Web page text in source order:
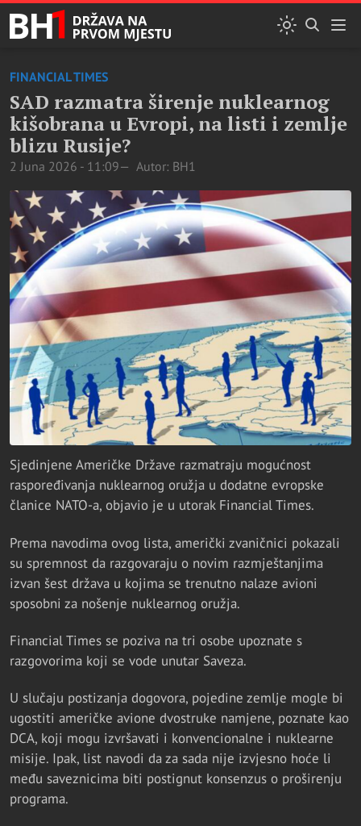
FINANCIAL TIMES
SAD razmatra širenje nuklearnog
kišobrana u Evropi, na listi i zemlje
blizu Rusije?
2 Juna 2026 - 11:09 Autor: BH1
Sjedinjene Američke Države razmatraju mogućnost
raspoređivanja nuklearnog oružja u dodatne evropske
članice NATO-a, objavio je u utorak Financial Times.
Prema navodima ovog lista, američki zvaničnici pokazali
su spremnost da razgovaraju o novim razmještanjima
izvan šest država u kojima se trenutno nalaze avioni
sposobni za nošenje nuklearnog oružja.
Financial Times se poziva na tri osobe upoznate s
razgovorima koji se vode unutar Saveza.
U slučaju postizanja dogovora, pojedine zemlje mogle bi
ugostiti američke avione dvostruke namjene, poznate kao
DCA, koji mogu izvršavati i konvencionalne i nuklearne
misije. Ipak, list navodi da za sada nije izvjesno hoće li
među saveznicima biti postignut konsenzus o proširenju
programa.